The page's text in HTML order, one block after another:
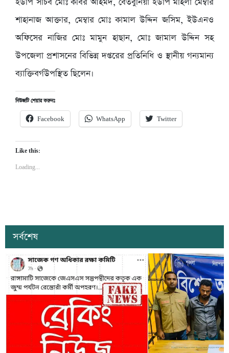
শাহানাজ আক্তার, মেম্বার মোঃ কামাল উদ্দিন জসিম, ইউএনও
অফিসের নাজির মোঃ মামুন হাছান, মোঃ জামাল উদ্দিন সহ
উপজেলা প্রশাসনের বিভিন্ন দপ্তরের প্রতিনিধি ও স্থানীয় গন্যমান্য
ব্যাক্তিবর্গউপস্থিত ছিলেন।
নিউজটি শেয়ার করুনঃ
Facebook WhatsApp Twitter
Like this:
Loading...
সর্বশেষ